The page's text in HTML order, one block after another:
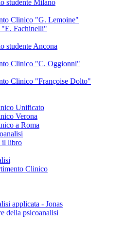
studente Milano
Clinico "G. Lemoine"
Fachinelli"
studente Ancona
Clinico "C. Oggionni"
Clinico "Françoise Dolto"
Unificato
Verona
a Roma
il libro
Clinico
applicata - Jonas
della psicoanalisi